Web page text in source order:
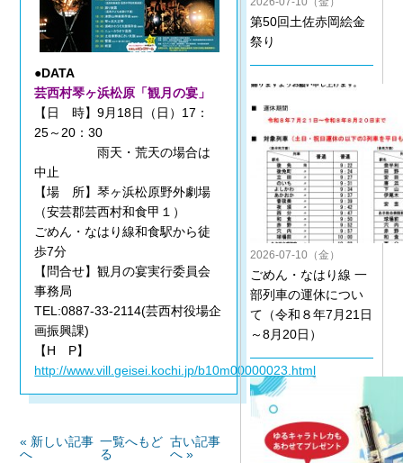
●DATA
芸西村琴ヶ浜松原「観月の宴」
【日 時】9月18日（日）17：
25～20：30
雨天・荒天の場合は
中止
【場 所】琴ヶ浜松原野外劇場
（安芸郡芸西村和食甲１）
ごめん・なはり線和食駅から徒
歩7分
【問合せ】観月の宴実行委員会
事務局
TEL:0887-33-2114(芸西村役場企
画振興課)
【H P】
http://www.vill.geisei.kochi.jp/b10m00000023.html
« 新しい記事
へ
一覧へもど
る
古い記事
へ »
第50回土佐赤岡絵金
祭り
2026-07-10（金）
ごめん・なはり線 一
部列車の運休につい
て（令和８年7月21日
～8月20日）